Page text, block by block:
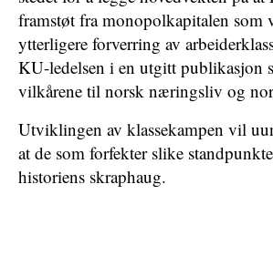
framstøt fra monopolkapitalen som
ytterligere forverring av
KU-ledelsen i en utgitt publikasjon
vilkårene til norsk næringsliv og
Utviklingen av klassekampen vil
at de som forfekter slike
historiens skraphaug.